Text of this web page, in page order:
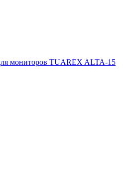
мониторов TUAREX ALTA-15